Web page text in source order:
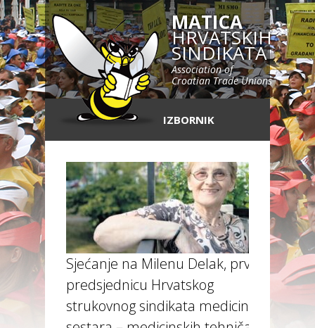
MATICA
HRVATSKIH
SINDIKATA
Association of
Croatian Trade Unions
IZBORNIK
Sjećanje na Milenu Delak, prvu
predsjednicu Hrvatskog
strukovnog sindikata medicinskih